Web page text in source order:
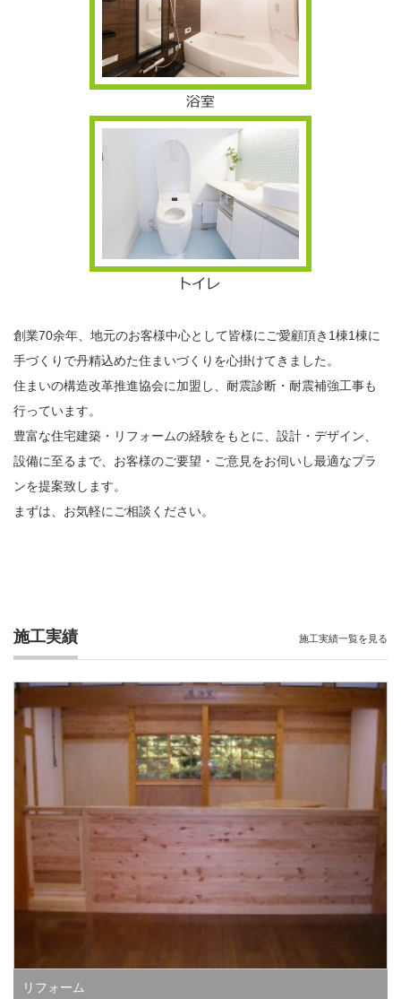
創業70余年、地元のお客様中心として皆様にご愛顧頂き1棟1棟に
手づくりで丹精込めた住まいづくりを心掛けてきました。
住まいの構造改革推進協会に加盟し、耐震診断・耐震補強工事も
行っています。
豊富な住宅建築・リフォームの経験をもとに、設計・デザイン、
設備に至るまで、お客様のご要望・ご意見をお伺いし最適なプラ
ンを提案致します。
まずは、お気軽にご相談ください。
施工実績
リフォーム
施工実績一覧を見る